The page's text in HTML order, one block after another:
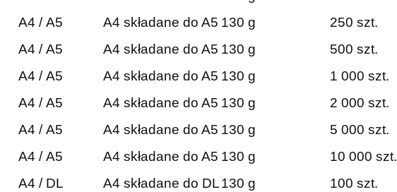
A4 / A5 A4 składane do A5 130 g 250 szt.
A4 / A5 A4 składane do A5 130 g 500 szt.
A4 / A5 A4 składane do A5 130 g 1 000 szt.
A4 / A5 A4 składane do A5 130 g 2 000 szt.
A4 / A5 A4 składane do A5 130 g 5 000 szt.
A4 / A5 A4 składane do A5 130 g 10 000 szt.
A4 / DL A4 składane do DL130 g 100 szt.